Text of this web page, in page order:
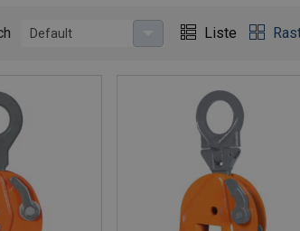
Default Liste